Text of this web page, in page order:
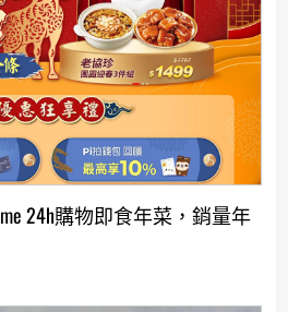
24h購物即食年菜，銷量年